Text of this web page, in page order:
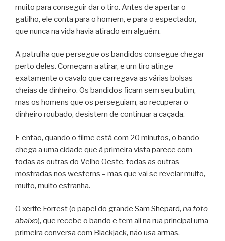
muito para conseguir dar o tiro. Antes de apertar o
gatilho, ele conta para o homem, e para o espectador,
que nunca na vida havia atirado em alguém.
A patrulha que persegue os bandidos consegue chegar
perto deles. Começam a atirar, e um tiro atinge
exatamente o cavalo que carregava as várias bolsas
cheias de dinheiro. Os bandidos ficam sem seu butim,
mas os homens que os perseguiam, ao recuperar o
dinheiro roubado, desistem de continuar a caçada.
E então, quando o filme está com 20 minutos, o bando
chega a uma cidade que à primeira vista parece com
todas as outras do Velho Oeste, todas as outras
mostradas nos westerns – mas que vai se revelar muito,
muito, muito estranha.
O xerife Forrest (o papel do grande Sam Shepard, na foto
abaixo), que recebe o bando e tem ali na rua principal uma
primeira conversa com Blackjack, não usa armas.